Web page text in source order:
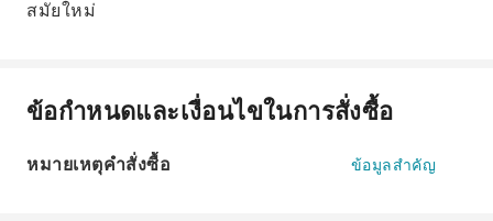
สมัยใหม่
ข้อกำหนดและเงื่อนไขในการสั่งซื้อ
หมายเหตุคำสั่งซื้อ ข้อมูลสำคัญ